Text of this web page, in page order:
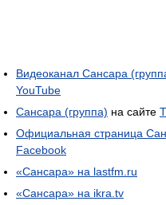
Видеоканал Сансара
YouTube
Сансара (группа) на сайте
Официальная страница
Facebook
«Сансара» на lastfm.ru
«Сансара» на ikra.tv